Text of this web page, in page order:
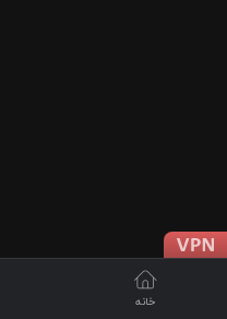
خانه